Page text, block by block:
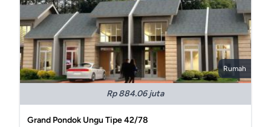
Rumah
Rp 884.06 juta
Grand Pondok Ungu Tipe 42/78